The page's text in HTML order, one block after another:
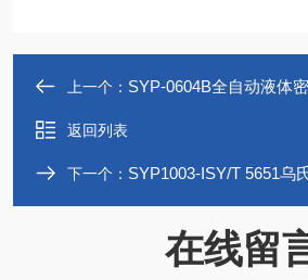
上一个： SYP-0604B全自动液体密度仪
返回列表
下一个： SYP1003-ISY/T 5651乌
在线留